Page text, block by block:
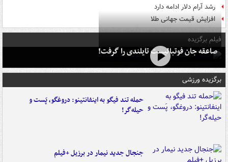
رشد آرام دلار ادامه دارد
افزایش قیمت جهانی طلا
فیلم برگزیده
صاعقه جان فوتبالیست تایلندی را گرفت!
برگزیده ورزشی
حمله تند فیگو به اینفانتینو: دروغگو، پَست‌ و
حیله‌گر!
جنجال جدید نیمار در برزیل +فیلم